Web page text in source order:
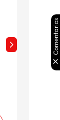
Con
Comentarios